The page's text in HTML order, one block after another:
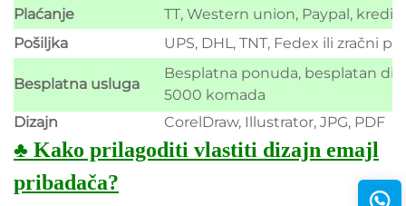
Plaćanje
TT, Western union, Paypal,
Pošiljka
UPS, DHL, TNT, Fedex ili zračni
Besplatna usluga
Besplatna ponuda, besplatan
5000 komada
Dizajn
CorelDraw, Illustrator, JPG, PDF
♣ Kako prilagoditi vlastiti dizajn emajl
pribadača?